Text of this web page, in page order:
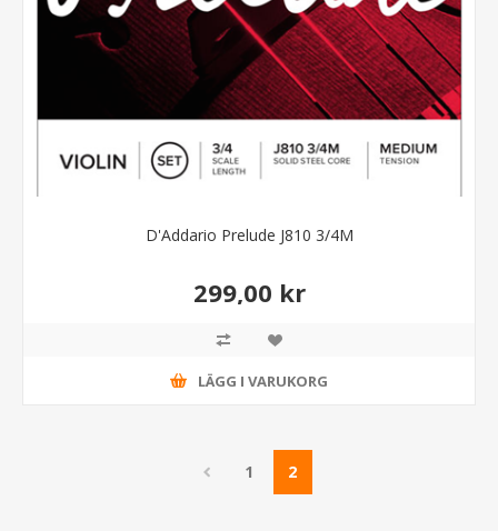
D'Addario Prelude J810 3/4M
299,00 kr
LÄGG I VARUKORG
1 2